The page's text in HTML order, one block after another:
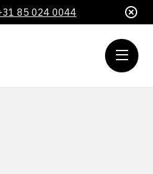
85 024 0044